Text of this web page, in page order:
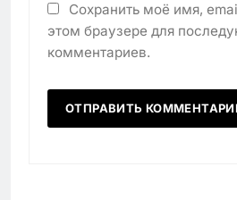
Сохранить моё имя,
этом браузере для
комментариев.